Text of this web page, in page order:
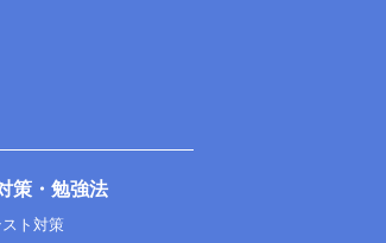
策・勉強法
ト対策